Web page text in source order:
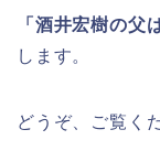
「酒井宏樹の父
します。
どうぞ、ご覧く